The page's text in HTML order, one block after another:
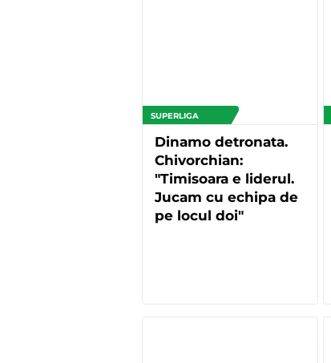
SUPERLIGA
Dinamo detronata.
Chivorchian:
"Timisoara e liderul.
Jucam cu echipa de
pe locul doi"